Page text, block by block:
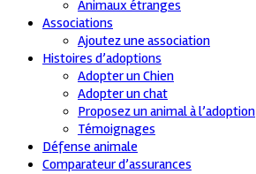
Animaux étranges
Associations
Ajoutez une association
Histoires d’adoptions
Adopter un Chien
Adopter un chat
Proposez un animal à l’adoption
Témoignages
Défense animale
Comparateur d’assurances